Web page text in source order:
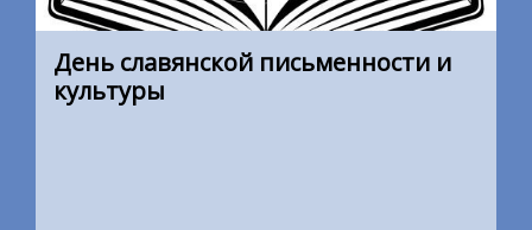
День славянской письменности и
культуры